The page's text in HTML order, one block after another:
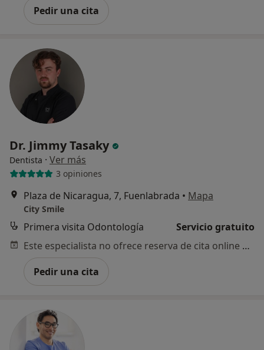
Pedir una cita
Dr. Jimmy Tasaky
Dentista · Ver más
3 opiniones
Plaza de Nicaragua, 7, Fuenlabrada • Mapa
City Smile
Primera visita Odontología
Servicio gratuito
Este especialista no ofrece reserva de cita online en esta dirección.
Pedir una cita